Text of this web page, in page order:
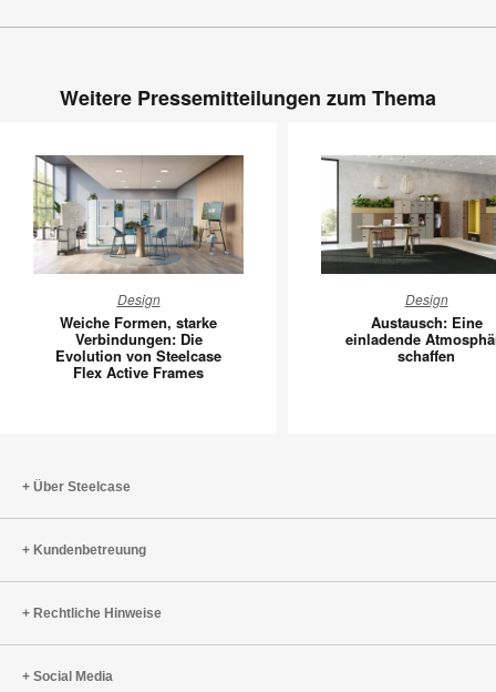
Weitere Pressemitteilungen zum Thema
Formen,
starke
Verbindungen:
Active
Frames
Design
Weiche Formen, starke
Verbindungen: Die
Evolution von Steelcase
Flex Active Frames
Eine
Design
Austausch: Eine
einladende
schaffen
Über Steelcase
Kundenbetreuung
Rechtliche Hinweise
Social Media